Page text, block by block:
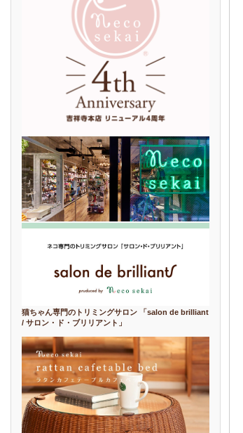
猫ちゃん専門のトリミングサロン 「salon de brilliant
/ サロン・ド・ブリリアント」